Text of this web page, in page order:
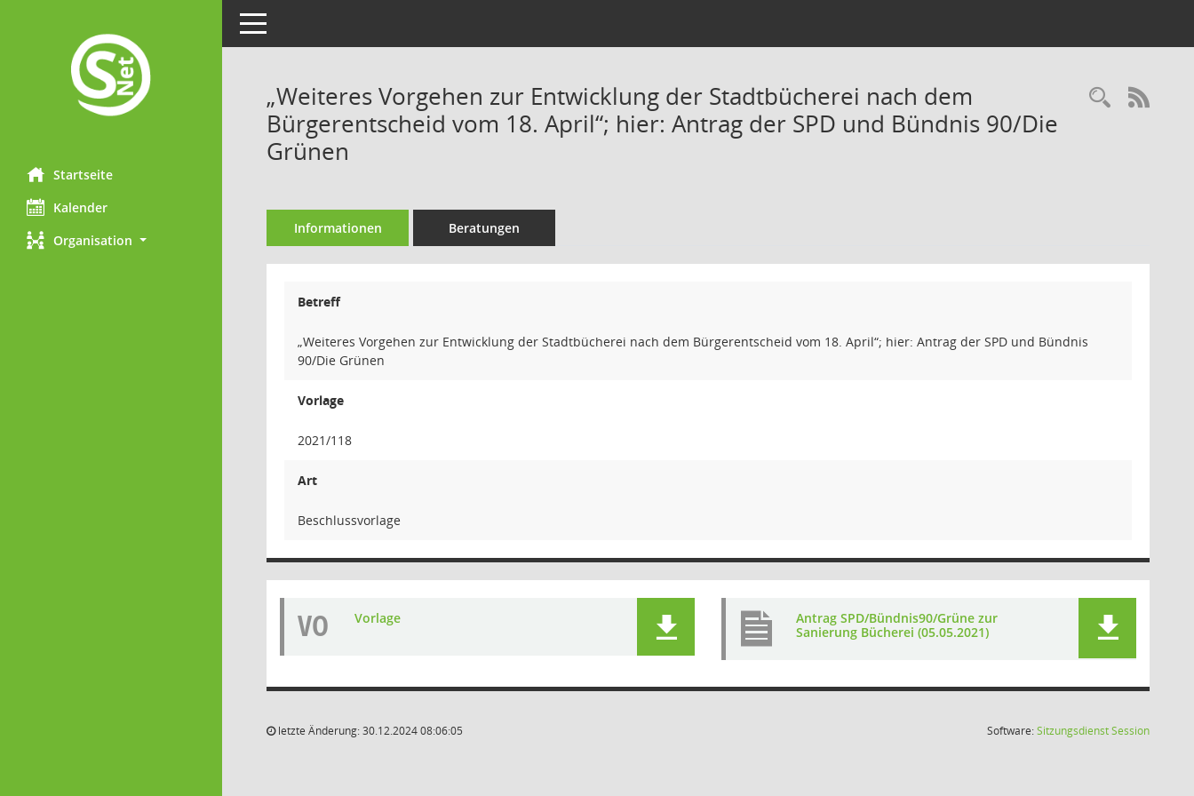
Startseite
Kalender
Organisation
Toggle navigation
„Weiteres Vorgehen zur Entwicklung der Stadtbücherei nach dem
Bürgerentscheid vom 18. April“; hier: Antrag der SPD und Bündnis 90/Die
Grünen
Informationen Beratungen
Betreff
„Weiteres Vorgehen zur Entwicklung der Stadtbücherei nach dem Bürgerentscheid vom 18. April“; hier: Antrag der SPD und Bündnis
90/Die Grünen
Vorlage
2021/118
Art
Beschlussvorlage
VO Vorlage
Antrag SPD/Bündnis90/Grüne zur
Sanierung Bücherei (05.05.2021)
letzte Änderung: 30.12.2024 08:06:05 Software:SitzungsdienstSession(Wird in